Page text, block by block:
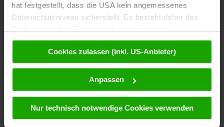
hat festgestellt, dass die USA kein angemessenes
Datenschutzniveau sicherstellt. Es besteht daher das
Anordnungen gegenüber den Drittanbietern (z.B. Google,
Meta) dem Zugriff durch US-Behörden zu Kontroll- und
Überwachungszwecken unterliegen und dagegen keine
wirksamen Rechtsbehelfe zur Verfügung stehen. Mit
Ihrem Klick auf „Cookies (inkl. US-Anbietern)
von Drittanbietern (auch in den USA) verwendet werden
Cookies zulassen (inkl. US-Anbieter)
Anpassen
Nur technisch notwendige Cookies verwenden
info@kaernten.at
Bleibe informiert!
Bestelle kostenlos unser eMagazin, den Kärntner